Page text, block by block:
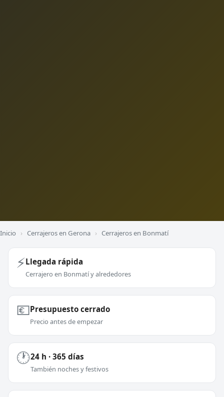
Inicio › Cerrajeros en Gerona › Cerrajeros en Bonmatí
⚡Llegada rápida
Cerrajero en Bonmatí y alrededores
💶Presupuesto cerrado
Precio antes de empezar
🕐24 h · 365 días
También noches y festivos